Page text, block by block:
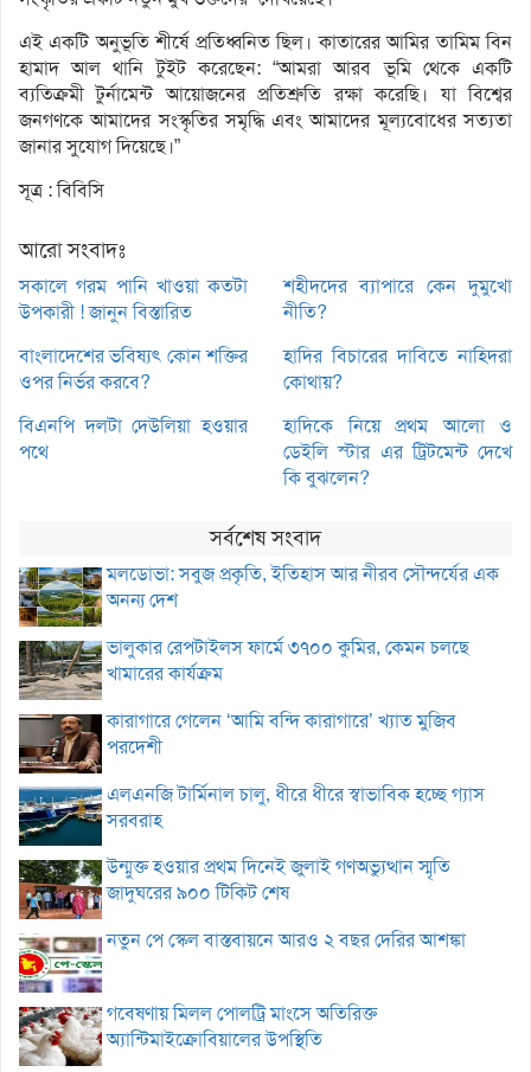
এই একটি অনুভূতি শীর্ষে প্রতিধ্বনিত ছিল। কাতারের আমির তামিম বিন
হামাদ আল থানি টুইট করেছেন: “আমরা আরব ভূমি থেকে একটি
ব্যতিক্রমী টুর্নামেন্ট আয়োজনের প্রতিশ্রুতি রক্ষা করেছি। যা বিশ্বের
জনগণকে আমাদের সংস্কৃতির সমৃদ্ধি এবং আমাদের মূল্যবোধের সত্যতা
জানার সুযোগ দিয়েছে।”
সূত্র : বিবিসি
আরো সংবাদঃ
সকালে গরম পানি খাওয়া কতটা
উপকারী ! জানুন বিস্তারিত
শহীদদের ব্যাপারে কেন দুমুখো
নীতি?
বাংলাদেশের ভবিষ্যৎ কোন শক্তির
ওপর নির্ভর করবে?
হাদির বিচারের দাবিতে নাহিদরা
কোথায়?
বিএনপি দলটা দেউলিয়া হওয়ার
পথে
হাদিকে নিয়ে প্রথম আলো ও
ডেইলি স্টার এর ট্রিটমেন্ট দেখে
কি বুঝলেন?
সর্বশেষ সংবাদ
মলডোভা: সবুজ প্রকৃতি, ইতিহাস আর নীরব সৌন্দর্যের এক
অনন্য দেশ
ভালুকার রেপটাইলস ফার্মে ৩৭০০ কুমির, কেমন চলছে
খামারের কার্যক্রম
কারাগারে গেলেন ‘আমি বন্দি কারাগারে’ খ্যাত মুজিব
পরদেশী
এলএনজি টার্মিনাল চালু, ধীরে ধীরে স্বাভাবিক হচ্ছে গ্যাস
সরবরাহ
উন্মুক্ত হওয়ার প্রথম দিনেই জুলাই গণঅভ্যুত্থান স্মৃতি
জাদুঘরের ৯০০ টিকিট শেষ
নতুন পে স্কেল বাস্তবায়নে আরও ২ বছর দেরির আশঙ্কা
গবেষণায় মিলল পোলট্রি মাংসে অতিরিক্ত
অ্যান্টিমাইক্রোবিয়ালের উপস্থিতি